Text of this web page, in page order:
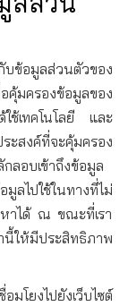
บข้อมูลส่วนตัวของ
คุ้มครองข้อมูลของ
ช้เทคโนโลยี และ
สงค์ที่จะคุ้มครอง
ลอบเข้าถึงข้อมูล
ไปใช้ในทางที่ไม่
หาได้ ณ ขณะที่เรา
นี้ให้มีประสิทธิภาพ
มโยงไปยังเว็บไซต์